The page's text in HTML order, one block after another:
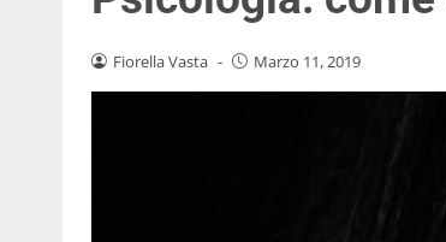
Fiorella Vasta - Marzo 11, 2019